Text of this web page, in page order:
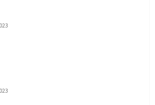
obchodu je 5 z 5 hvězdiček.
obchodu je 5 z 5 hvězdiček.